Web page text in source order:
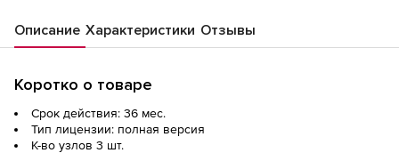
Описание Характеристики Отзывы
Коротко о товаре
Срок действия: 36 мес.
Тип лицензии: полная версия
К-во узлов 3 шт.